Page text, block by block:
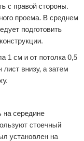
с правой стороны.
проема. В среднем
подготовить
1 см и от потолка 0,5
внизу, а затем
на середине
стоечный
установлен на